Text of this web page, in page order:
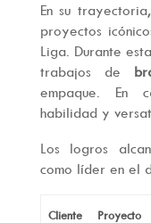
En su trayectoria,
proyectos
Liga. Durante
trabajos de
empaque. En
habilidad y
Los logros
como líder en el
Cliente Proyecto